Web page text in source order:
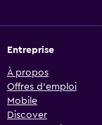
Entreprise
À propos
Offres d’emploi
Mobile
Discover